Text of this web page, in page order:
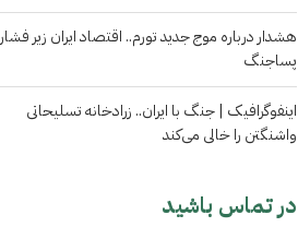
هشدار درباره موج جدید تورم.. اقتصاد ایران زیر فشار
پساجنگ
اینفوگرافیک | جنگ با ایران.. زرادخانه تسلیحاتی
واشنگتن را خالی می‌کند
در تماس باشید